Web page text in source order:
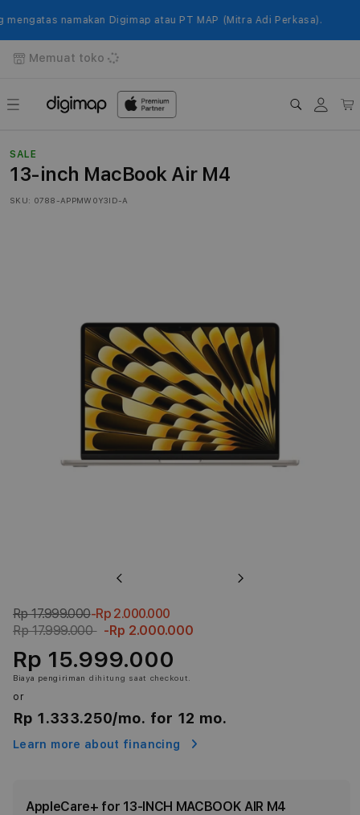
ke
namakan Digimap atau PT MAP (Mitra Adi Perkasa).
Memuat toko
Login
SALE
13-inch MacBook Air M4
SKU: 0788-APPMW0Y3ID-A
Previous Next
Rp 17.999.000-Rp 2.000.000
Rp 17.999.000 -Rp 2.000.000
Rp 15.999.000
Biaya pengiriman dihitung saat checkout.
or
Rp 1.333.250/mo. for 12 mo.
Learn more about financing
AppleCare+ for 13-INCH MACBOOK AIR M4